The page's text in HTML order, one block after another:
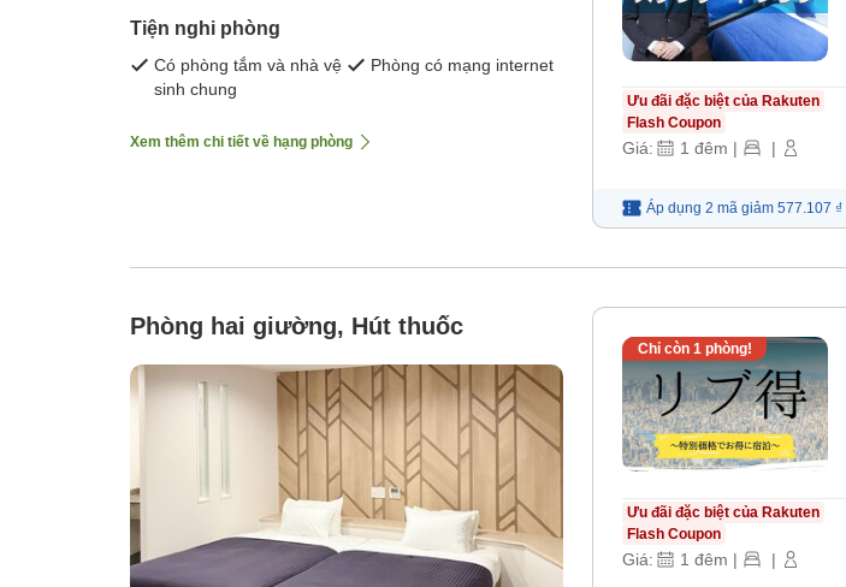
Tiện nghi phòng
Có phòng tắm và nhà vệ
sinh chung
Phòng có mạng internet
Xem thêm chi tiết về hạng phòng
Ưu đãi đặc biệt của Rakuten
Flash Coupon
Giá: 1 đêm | |
Áp dụng 2 mã giảm 577.107 ₫
Phòng hai giường, Hút thuốc
Chỉ còn 1phòng!
Ưu đãi đặc biệt của Rakuten
Flash Coupon
Giá: 1 đêm | |